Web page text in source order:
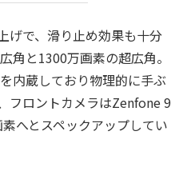
げで、滑り止め効果も十分
角と1300万画素の超広角。
内蔵しており物理的に手ぶ
フロントカメラはZenfone 9
へとスペックアップしてい